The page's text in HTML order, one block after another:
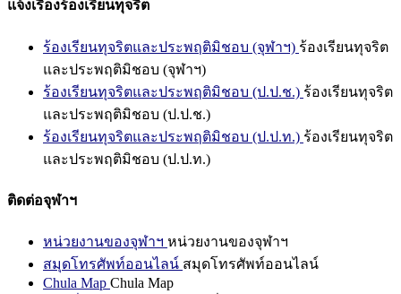
แจ้งเรื่องร้องเรียนทุจริต
ร้องเรียนทุจริตและประพฤติมิชอบ (จุฬาฯ) ร้องเรียนทุจริต
และประพฤติมิชอบ (จุฬาฯ)
ร้องเรียนทุจริตและประพฤติมิชอบ (ป.ป.ช.) ร้องเรียนทุจริต
และประพฤติมิชอบ (ป.ป.ช.)
ร้องเรียนทุจริตและประพฤติมิชอบ (ป.ป.ท.) ร้องเรียนทุจริต
และประพฤติมิชอบ (ป.ป.ท.)
ติดต่อจุฬาฯ
หน่วยงานของจุฬาฯ หน่วยงานของจุฬาฯ
สมุดโทรศัพท์ออนไลน์ สมุดโทรศัพท์ออนไลน์
Chula Map Chula Map